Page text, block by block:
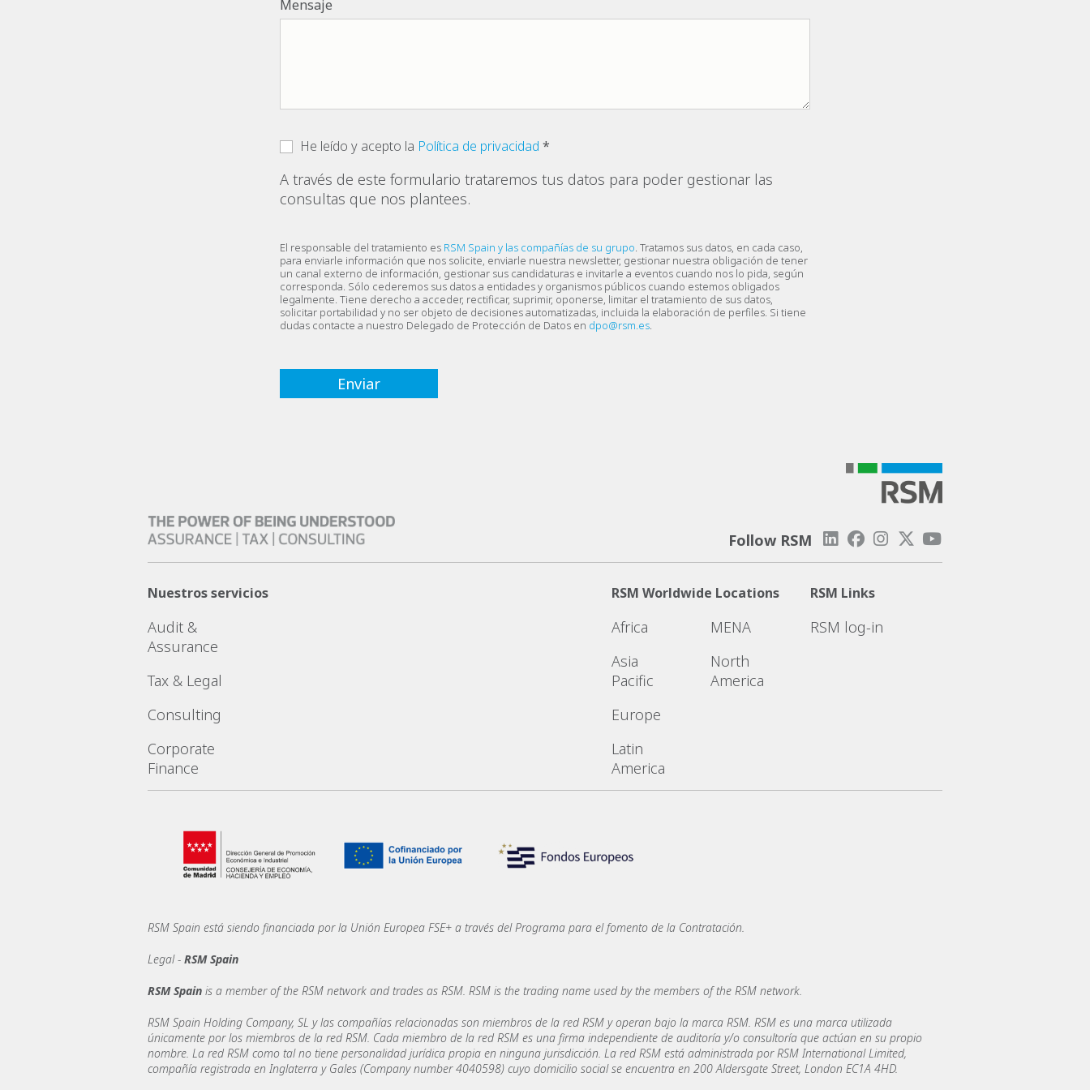
Mensaje
He leído y acepto la Política de privacidad
A través de este formulario trataremos tus datos para poder gestionar las
consultas que nos plantees.
El responsable del tratamiento es RSM Spain y las compañías de su grupo. Tratamos sus datos, en cada caso,
para enviarle información que nos solicite, enviarle nuestra newsletter, gestionar nuestra obligación de tener
un canal externo de información, gestionar sus candidaturas e invitarle a eventos cuando nos lo pida, según
corresponda. Sólo cederemos sus datos a entidades y organismos públicos cuando estemos obligados
legalmente. Tiene derecho a acceder, rectificar, suprimir, oponerse, limitar el tratamiento de sus datos,
solicitar portabilidad y no ser objeto de decisiones automatizadas, incluida la elaboración de perfiles. Si tiene
dudas contacte a nuestro Delegado de Protección de Datos en dpo@rsm.es.
Follow RSM
Nuestros servicios
Audit &
Assurance
Tax & Legal
Consulting
Corporate
Finance
RSM Worldwide Locations
Africa
Asia
Pacific
Europe
Latin
America
MENA
North
America
RSM Links
RSM log-in
RSM Spain está siendo financiada por la Unión Europea FSE+ a través del Programa para el fomento de la Contratación.
Legal - RSM Spain
RSM Spain is a member of the RSM network and trades as RSM. RSM is the trading name used by the members of the RSM network.
RSM Spain Holding Company, SL y las compañías relacionadas son miembros de la red RSM y operan bajo la marca RSM. RSM es una marca utilizada
únicamente por los miembros de la red RSM. Cada miembro de la red RSM es una firma independiente de auditoría y/o consultoría que actúan en su propio
nombre. La red RSM como tal no tiene personalidad jurídica propia en ninguna jurisdicción. La red RSM está administrada por RSM International Limited,
compañía registrada en Inglaterra y Gales (Company number 4040598) cuyo domicilio social se encuentra en 200 Aldersgate Street, London EC1A 4HD.